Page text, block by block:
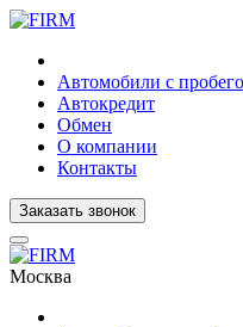
Автомобили с
Автокредит
Обмен
О компании
Контакты
Заказать звонок
Москва